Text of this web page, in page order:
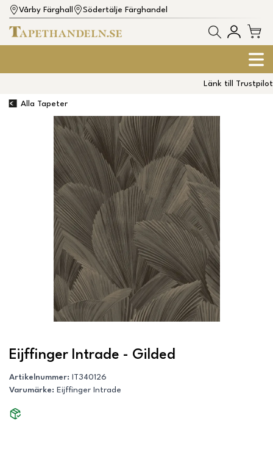
Vårby Färghall Södertälje Färghandel
Länk till Trustpilot
Alla Tapeter
Eijffinger Intrade - Gilded
Artikelnummer:
IT340126
Varumärke: Eijffinger Intrade